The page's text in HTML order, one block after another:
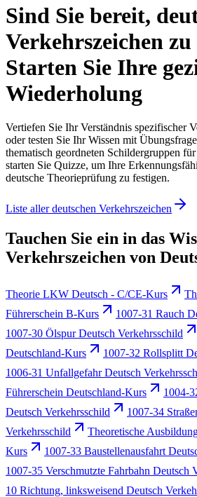
Sind Sie bereit,
Verkehrszeichen
Starten Sie Ihre
Wiederholung
Vertiefen Sie Ihr Verständnis spezifischer
oder testen Sie Ihr Wissen mit
thematisch geordneten Schildergruppen
starten Sie Quizze, um Ihre
deutsche Theorieprüfung zu festigen.
Liste aller deutschen Verkehrszeichen
Tauchen Sie ein in das
Verkehrszeichen von
Theorie LKW Deutsch - C/CE-Kurs
Führerschein B-Kurs
1007-31 Rauch
1007-30 Ölspur Deutsch Verkehrsschild
Deutschland-Kurs
1007-32 Rollsplitt
1006-31 Unfallgefahr Deutsch
Führerschein Deutschland-Kurs
1004-
Deutsch Verkehrsschild
1007-34
Verkehrsschild
Theoretische
Kurs
1007-33 Baustellenausfahrt
1007-35 Verschmutzte Fahrbahn Deutsch
10 Richtung, linksweisend Deutsch